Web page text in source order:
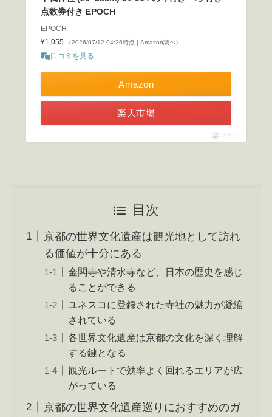
点数券付き EPOCH
EPOCH
¥1,055
（2026/07/12 04:26時点 | Amazon調べ）
口コミを見る
Amazon
楽天市場
ポチップ
目次
京都の世界文化遺産は観光地として訪れ
る価値が十分にある
金閣寺や清水寺など、日本の歴史を感じ
ることができる
ユネスコに登録された寺社の魅力が凝縮
されている
各世界文化遺産は京都の文化を深く理解
する鍵となる
観光ルートで効率よく回れるエリアが広
がっている
京都の世界文化遺産巡りにおすすめのガ